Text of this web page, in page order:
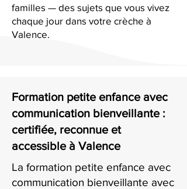
familles — des sujets que vous vivez
chaque jour dans votre crèche à
Valence.
Formation petite enfance avec
communication bienveillante :
certifiée, reconnue et
accessible à Valence
La formation petite enfance avec
communication bienveillante avec